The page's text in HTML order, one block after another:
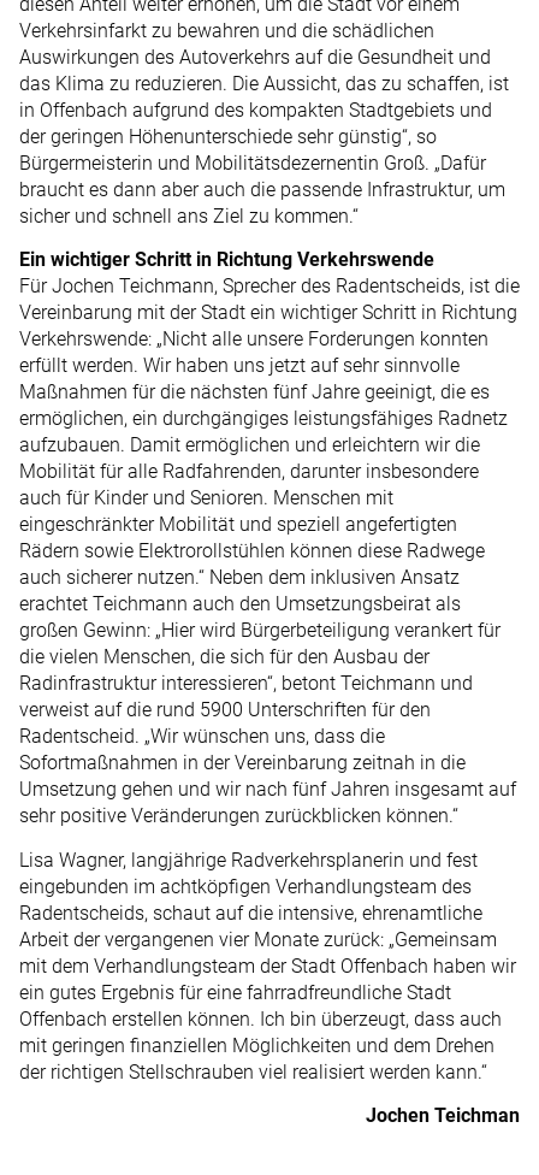
Verkehrsinfarkt zu bewahren und die schädlichen
Auswirkungen des Autoverkehrs auf die Gesundheit und
das Klima zu reduzieren. Die Aussicht, das zu schaffen, ist
in Offenbach aufgrund des kompakten Stadtgebiets und
der geringen ­Höhenunterschiede sehr günstig“, so
Bürgermeisterin und Mobilitätsdezernentin Groß. „Dafür
braucht es dann aber auch die passende Infrastruktur, um
sicher und schnell ans Ziel zu kommen.“
Ein wichtiger Schritt in ­Richtung ­Verkehrswende
Für Jochen Teichmann, Sprecher des Radentscheids, ist die
Vereinbarung mit der Stadt ein wichtiger Schritt in Richtung
Verkehrswende: „Nicht alle unsere Forderungen konnten
erfüllt werden. Wir haben uns jetzt auf sehr sinnvolle
Maßnahmen für die nächsten fünf Jahre geeinigt, die es
ermöglichen, ein durchgängiges leistungsfähiges Radnetz
aufzubauen. Damit ermöglichen und erleichtern wir die
Mobilität für alle Radfahrenden, darunter insbesondere
auch für Kinder und Senioren. Menschen mit
eingeschränkter Mobilität und speziell angefertigten
Rädern sowie Elektrorollstühlen können diese Radwege
auch sicherer nutzen.“ Neben dem inklusiven Ansatz
erachtet Teichmann auch den Umsetzungsbeirat als
großen Gewinn: „Hier wird Bürgerbeteiligung verankert für
die vielen Menschen, die sich für den Ausbau der
Radinfrastruktur interessieren“, betont Teichmann und
verweist auf die rund 5900 Unterschriften für den
Radentscheid. „Wir wünschen uns, dass die
Sofortmaßnahmen in der Vereinbarung zeitnah in die
Umsetzung gehen und wir nach fünf Jahren insgesamt auf
sehr positive Veränderungen zurückblicken können.“
Lisa Wagner, langjährige Rad­verkehrsplanerin und fest
eingebunden im achtköpfigen Verhandlungsteam des
Radentscheids, schaut auf die intensive, ehrenamtliche
Arbeit der vergangenen vier Monate zurück: „Gemeinsam
mit dem Verhandlungsteam der Stadt Offenbach haben wir
ein gutes Ergebnis für eine fahrradfreundliche Stadt
Offenbach erstellen können. Ich bin überzeugt, dass auch
mit geringen finanziellen Möglichkeiten und dem Drehen
der richtigen Stellschrauben viel realisiert werden kann.“
Jochen Teichman